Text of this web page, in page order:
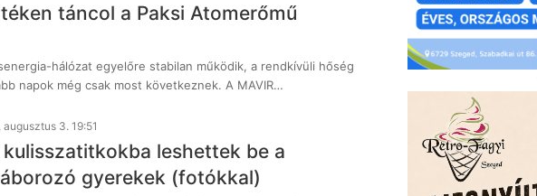
táncol a Paksi Atomerőmű
hálózat egyelőre stabilan működik, a rendkívüli hőség
napok még csak most következnek. A MAVIR…
augusztus 3. 19:51
kulisszatitkokba leshettek be a
gyerekek (fotókkal)